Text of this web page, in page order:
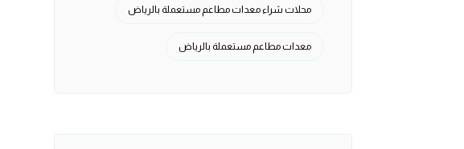
محلات شراء معدات مطاعم مستعملة بالرياض
معدات مطاعم مستعملة بالرياض